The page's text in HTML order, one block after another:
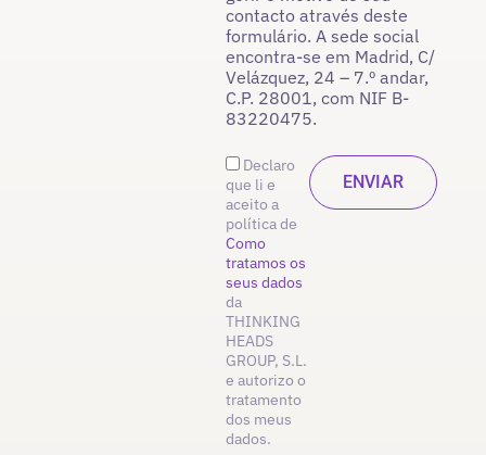
contacto através deste
formulário. A sede social
encontra-se em Madrid, C/
Velázquez, 24 – 7.º andar,
C.P. 28001, com NIF B-
83220475.
Declaro
que li e
aceito a
política de
Como
tratamos os
seus dados
da
THINKING
HEADS
GROUP, S.L.
e autorizo o
tratamento
dos meus
dados.